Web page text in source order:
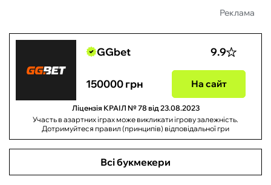
Реклама
GGbet 9.9
150000 грн На сайт
Ліцензія КРАІЛ № 78 від 23.08.2023
Участь в азартних іграх може викликати ігрову залежність.
Дотримуйтеся правил (принципів) відповідальної гри
Всі букмекери